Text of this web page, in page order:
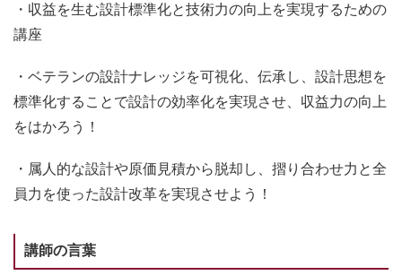
・収益を生む設計標準化と技術力の向上を実現するための
講座
・ベテランの設計ナレッジを可視化、伝承し、設計思想を
標準化することで設計の効率化を実現させ、収益力の向上
をはかろう！
・属人的な設計や原価見積から脱却し、摺り合わせ力と全
員力を使った設計改革を実現させよう！
講師の言葉